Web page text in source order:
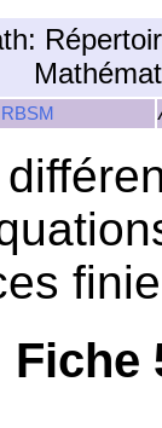
RBSM
Fiche